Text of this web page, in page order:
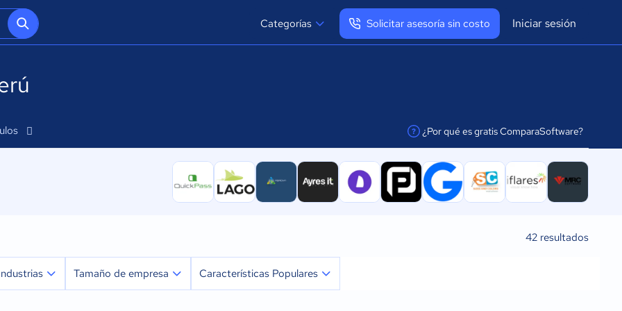
Categorías Solicitar asesoría sin costo Iniciar sesión
¿Por qué es gratis ComparaSoftware?
facilitar la conexión
42 resultados
Tamaño de empresa Características Populares